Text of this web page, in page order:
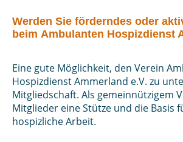
Werden Sie förderndes oder
beim Ambulanten Hospizdienst
Eine gute Möglichkeit, den Verein
Hospizdienst Ammerland e.V. zu
Mitgliedschaft. Als gemeinnützigem
Mitglieder eine Stütze und die Basis
hospizliche Arbeit.